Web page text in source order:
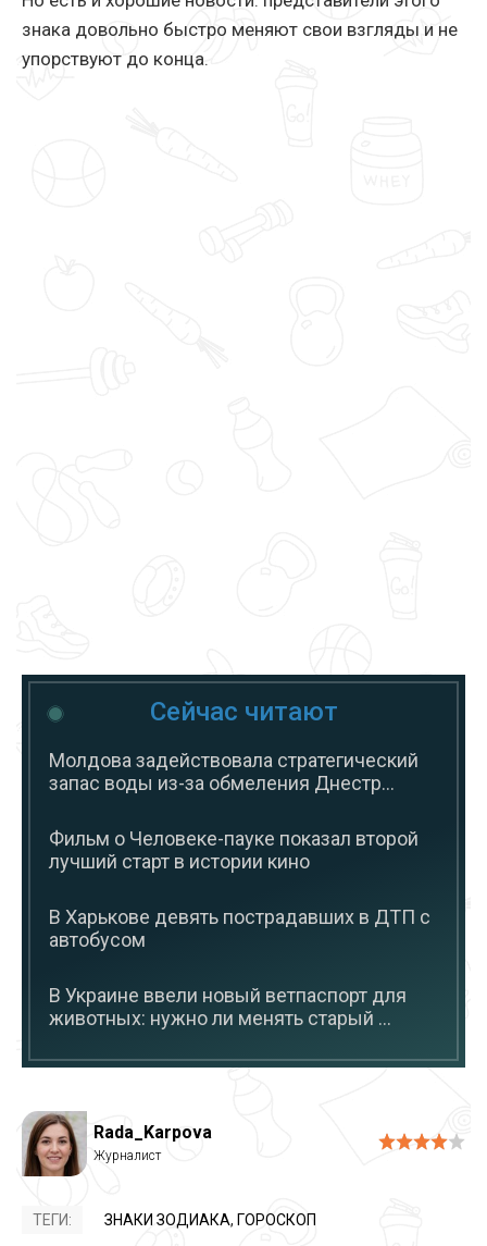
знака довольно быстро меняют свои взгляды и не
упорствуют до конца.
Сейчас читают
Молдова задействовала стратегический
запас воды из-за обмеления Днестр...
Фильм о Человеке-пауке показал второй
лучший старт в истории кино
В Харькове девять пострадавших в ДТП с
автобусом
В Украине ввели новый ветпаспорт для
животных: нужно ли менять старый ...
Rada_Karpova
ТЕГИ: ЗНАКИ ЗОДИАКА, ГОРОСКОП